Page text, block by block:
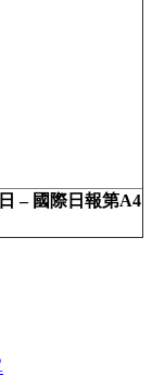
– 國際日報第A4